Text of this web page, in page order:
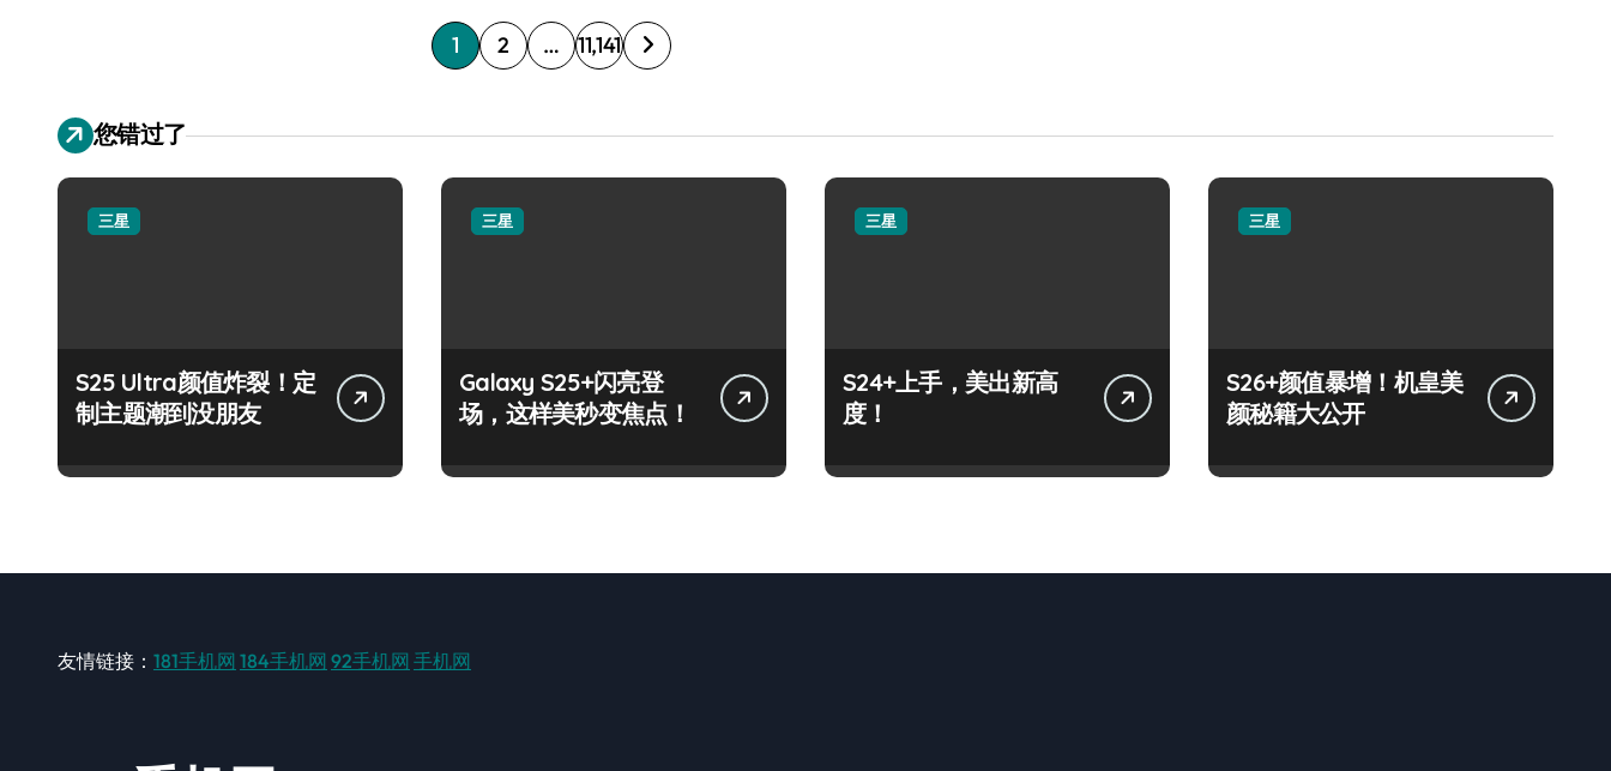
文
分
页
1 2 … 11,141
您错过了
三星
S25 Ultra颜值炸裂！定
制主题潮到没朋友
三星
Galaxy S25+闪亮登
场，这样美秒变焦点！
三星
S24+上手，美出新高
度！
三星
S26+颜值暴增！机皇美
颜秘籍大公开
友情链接： 181手机网 184手机网 92手机网 手机网